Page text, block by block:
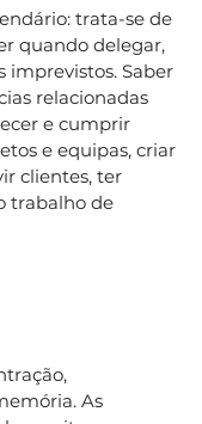
trata-se de
quando delegar,
imprevistos. Saber
relacionadas
e cumprir
e equipas, criar
clientes, ter
trabalho de
As